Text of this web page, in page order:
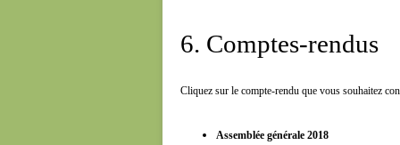
6. Comptes-rendus
Cliquez sur le compte-rendu que vous souhaitez
Assemblée générale 2018